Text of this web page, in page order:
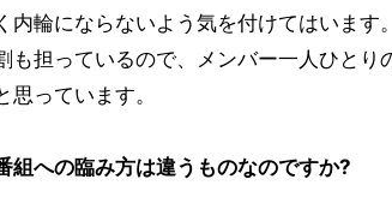
内輪にならないよう気を付けてはいます
も担っているので、メンバー一人ひとり
っています。
組への臨み方は違うものなのですか?